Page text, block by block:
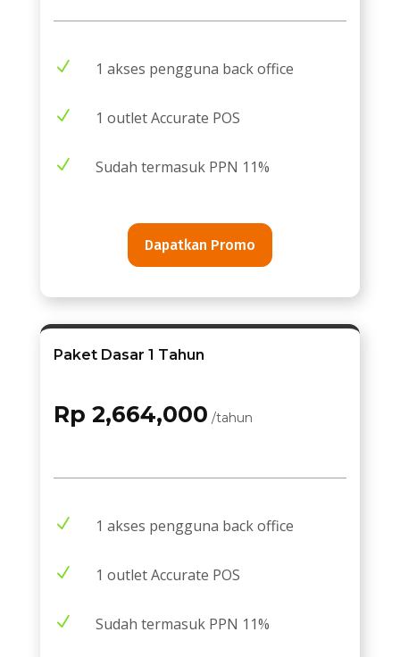
N 1 akses pengguna back office
N 1 outlet Accurate POS
N Sudah termasuk PPN 11%
Dapatkan Promo
Paket Dasar 1 Tahun
Rp 2,664,000 /tahun
N 1 akses pengguna back office
N 1 outlet Accurate POS
N Sudah termasuk PPN 11%